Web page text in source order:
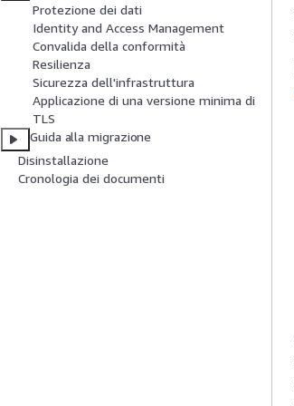
Protezione dei dati
Identity and Access Management
Convalida della conformità
Resilienza
Sicurezza dell'infrastruttura
Applicazione di una versione minima di
TLS
Guida alla migrazione
Disinstallazione
Cronologia dei documenti